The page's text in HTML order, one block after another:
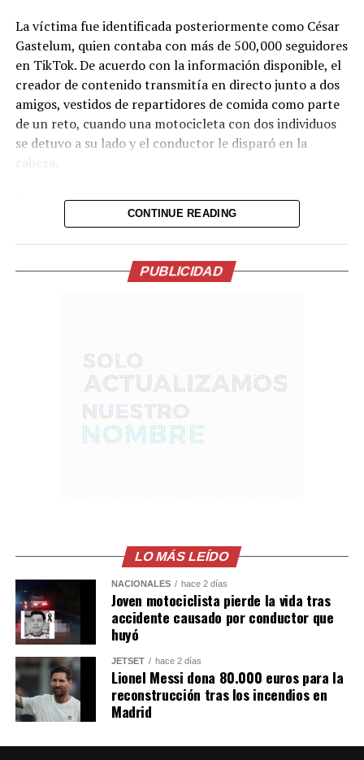
La víctima fue identificada posteriormente como César
Gastelum, quien contaba con más de 500,000 seguidores
en TikTok. De acuerdo con la información disponible, el
creador de contenido transmitía en directo junto a dos
amigos, vestidos de repartidores de comida como parte
de un reto, cuando una motocicleta con dos individuos
se detuvo a su lado y el conductor le disparó en la
cabeza.
Tras el ataque, la transmisión se interrumpió de
inmediato. Posteriormente, el video fue retirado de la
parte de la grabación y han difundido imágenes del
hecho.
Lo presentían,
momentos antes de la
ejecución en medio de
una transmision en vivo
del Influencer César
Gastélum en Culiacán,
ya habian visto a los
https://t.co/PUSHvHC3I7
pic.twitter.com/7xlTBAQ77c
— Blog del Narco
México
(@blogdelnarcomx)
August 5, 2026
CONTINUE READING
PUBLICIDAD
LO MÁS LEÍDO
NACIONALES hace 2 días
Joven motociclista pierde la vida tras
accidente causado por conductor que
huyó
JETSET hace 2 días
Lionel Messi dona 80.000 euros para la
reconstrucción tras los incendios en
Madrid